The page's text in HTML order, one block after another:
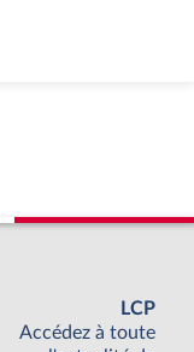
LCP
Accédez à toute